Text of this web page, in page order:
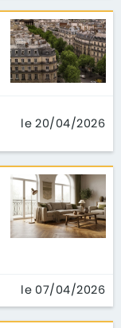
le 20/04/2026
le 07/04/2026